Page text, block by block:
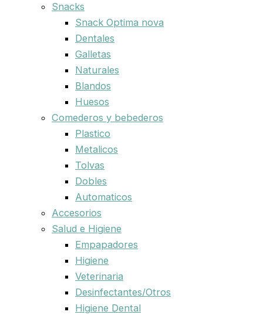
Snacks
Snack Optima nova
Dentales
Galletas
Naturales
Blandos
Huesos
Comederos y bebederos
Plastico
Metalicos
Tolvas
Dobles
Automaticos
Accesorios
Salud e Higiene
Empapadores
Higiene
Veterinaria
Desinfectantes/Otros
Higiene Dental